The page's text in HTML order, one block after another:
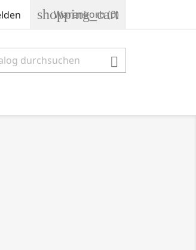
shopping_cart
Warenkorb(0)
